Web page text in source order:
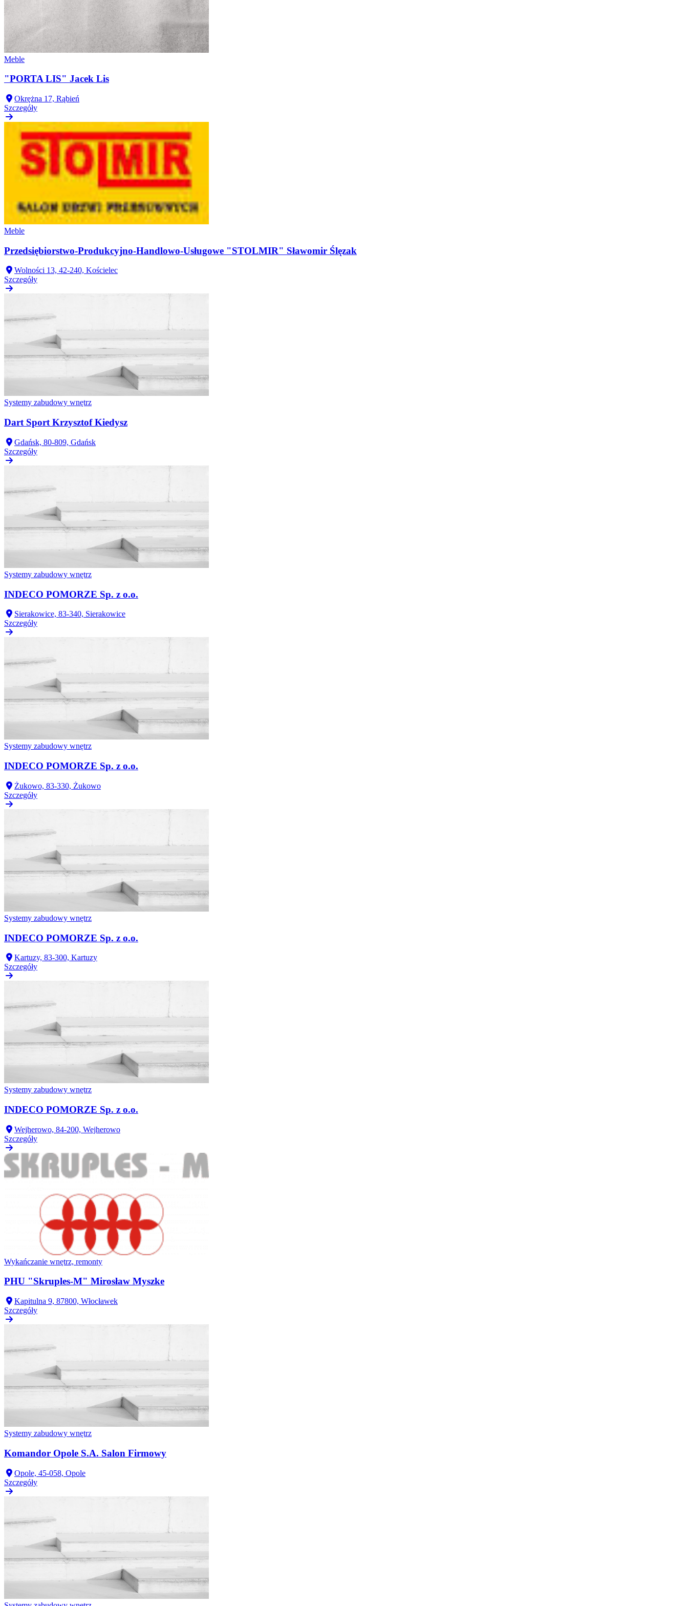
Meble
"PORTA LIS" Jacek Lis
Okrężna 17, Rąbień
Szczegóły
Meble
Przedsiębiorstwo-Produkcyjno-Handlowo-Usługowe "STOLMIR" Sławomir Ślęzak
Wolności 13, 42-240, Kościelec
Szczegóły
Systemy zabudowy wnętrz
Dart Sport Krzysztof Kiedysz
Gdańsk, 80-809, Gdańsk
Szczegóły
Systemy zabudowy wnętrz
INDECO POMORZE Sp. z o.o.
Sierakowice, 83-340, Sierakowice
Szczegóły
Systemy zabudowy wnętrz
INDECO POMORZE Sp. z o.o.
Żukowo, 83-330, Żukowo
Szczegóły
Systemy zabudowy wnętrz
INDECO POMORZE Sp. z o.o.
Kartuzy, 83-300, Kartuzy
Szczegóły
Systemy zabudowy wnętrz
INDECO POMORZE Sp. z o.o.
Wejherowo, 84-200, Wejherowo
Szczegóły
Wykańczanie wnętrz, remonty
PHU "Skruples-M" Mirosław Myszke
Kapitulna 9, 87800, Włocławek
Szczegóły
Systemy zabudowy wnętrz
Komandor Opole S.A. Salon Firmowy
Opole, 45-058, Opole
Szczegóły